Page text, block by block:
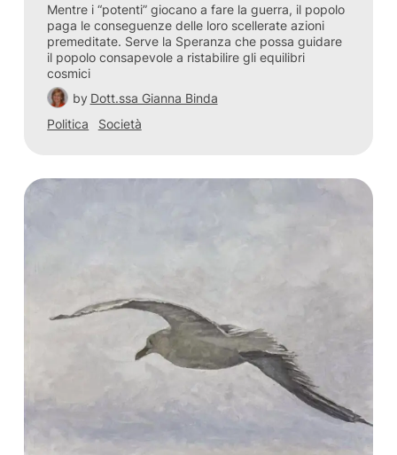
Mentre i “potenti” giocano a fare la guerra, il popolo
paga le conseguenze delle loro scellerate azioni
premeditate. Serve la Speranza che possa guidare
il popolo consapevole a ristabilire gli equilibri
cosmici
by Dott.ssa Gianna Binda
Politica
Società